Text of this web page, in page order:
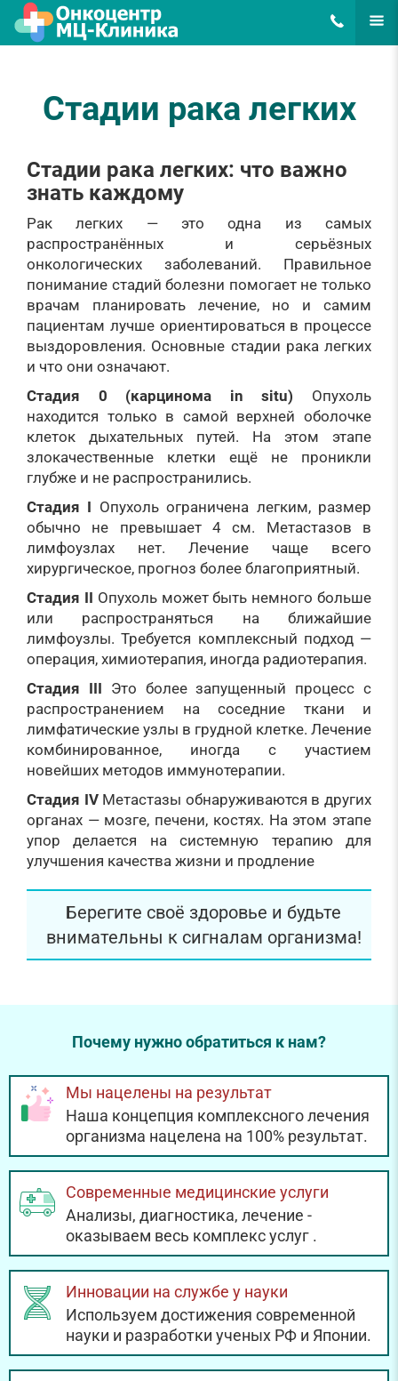
8(495)648-
ЕЩЁ
Стадии рака легких
Стадии рака легких: что важно
знать каждому
Рак легких — это одна из самых
распространённых и серьёзных
онкологических заболеваний. Правильное
понимание стадий болезни помогает не только
врачам планировать лечение, но и самим
пациентам лучше ориентироваться в процессе
выздоровления. Основные стадии рака легких
и что они означают.
Стадия 0 (карцинома in situ) Опухоль
находится только в самой верхней оболочке
клеток дыхательных путей. На этом этапе
злокачественные клетки ещё не проникли
глубже и не распространились.
Стадия I Опухоль ограничена легким, размер
обычно не превышает 4 см. Метастазов в
лимфоузлах нет. Лечение чаще всего
хирургическое, прогноз более благоприятный.
Стадия II Опухоль может быть немного больше
или распространяться на ближайшие
лимфоузлы. Требуется комплексный подход —
операция, химиотерапия, иногда радиотерапия.
Стадия III Это более запущенный процесс с
распространением на соседние ткани и
лимфатические узлы в грудной клетке. Лечение
комбинированное, иногда с участием
новейших методов иммунотерапии.
Стадия IVМетастазы обнаруживаются в других
органах — мозге, печени, костях. На этом этапе
упор делается на системную терапию для
улучшения качества жизни и продление
Берегите своё здоровье и будьте
внимательны к сигналам организма!
Почему нужно обратиться к нам?
Мы нацелены на результат
Наша концепция комплексного лечения
организма нацелена на 100% результат.
Современные медицинские услуги
Анализы, диагностика, лечение -
оказываем весь комплекс услуг .
Инновации на службе у науки
Используем достижения современной
науки и разработки ученых РФ и Японии.